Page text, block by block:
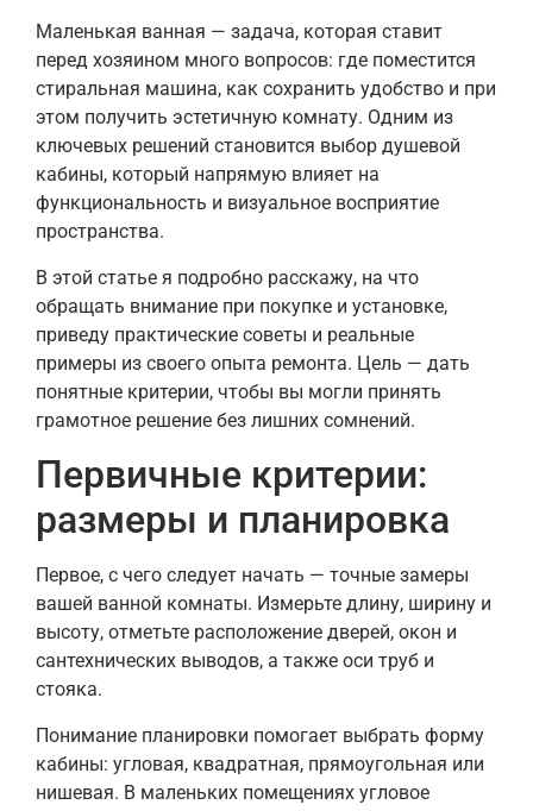
Маленькая ванная — задача, которая ставит
перед хозяином много вопросов: где поместится
стиральная машина, как сохранить удобство и при
этом получить эстетичную комнату. Одним из
ключевых решений становится выбор душевой
кабины, который напрямую влияет на
функциональность и визуальное восприятие
пространства.
В этой статье я подробно расскажу, на что
обращать внимание при покупке и установке,
приведу практические советы и реальные
примеры из своего опыта ремонта. Цель — дать
понятные критерии, чтобы вы могли принять
грамотное решение без лишних сомнений.
Первичные критерии:
размеры и планировка
Первое, с чего следует начать — точные замеры
вашей ванной комнаты. Измерьте длину, ширину и
высоту, отметьте расположение дверей, окон и
сантехнических выводов, а также оси труб и
стояка.
Понимание планировки помогает выбрать форму
кабины: угловая, квадратная, прямоугольная или
нишевая. В маленьких помещениях угловое